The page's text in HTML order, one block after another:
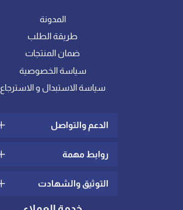
المدونة
طريقة الطلب
ضمان المنتجات
سياسة الخصوصية
سياسة الاستبدال و الاسترجاع
الدعم والتواصل
سياسة الشحن والتوصيل
روابط مهمة
ما هو اللباد؟
كيف أختار خامة المفرش
التوثيق والشهادت